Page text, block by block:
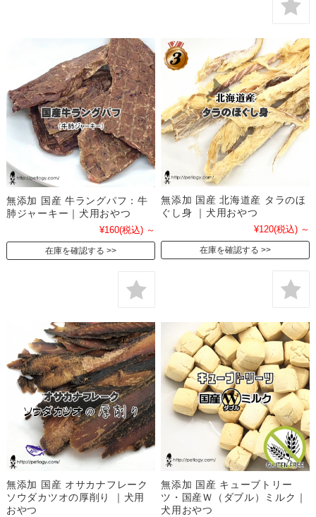
無添加 国産 牛ラングパフ：牛
肺ジャーキー｜犬用おやつ
¥160(税込) ～
在庫を確認する
無添加 国産 北海道産 タラのほ
ぐし身 ｜犬用おやつ
¥120(税込) ～
在庫を確認する
無添加 国産 オサカナフレーク
ソウダカツオの厚削り ｜犬用
おやつ
無添加 国産 キューブトリー
ツ・国産Ｗ（ダブル）ミルク｜
犬用おやつ